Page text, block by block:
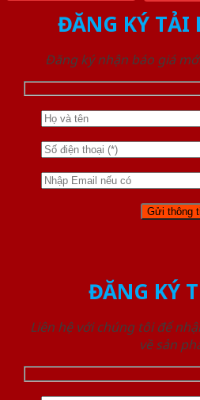
ĐĂNG KÝ TẢI
Đăng ký nhận báo giá
ĐĂNG KÝ
Liên hệ với chúng tôi để
về sản